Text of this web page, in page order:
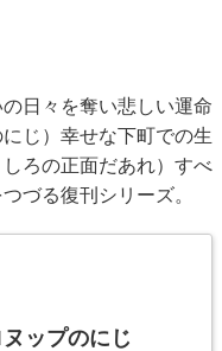
日々を奪い悲しい運命
じ）幸せな下町での生
ろの正面だあれ）すべ
づる復刊シリーズ。
ップのにじ